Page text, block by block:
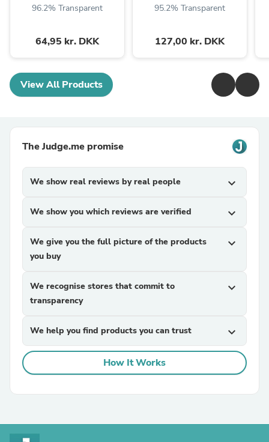
96.2% Transparent
64,95 kr. DKK
95.2% Transparent
127,00 kr. DKK
View All Products
The Judge.me promise
We show real reviews by real people expand_more
We show you which reviews are verified expand_more
We give you the full picture of the products
you buy
expand_more
We recognise stores that commit to
transparency
expand_more
We help you find products you can trust expand_more
How It Works